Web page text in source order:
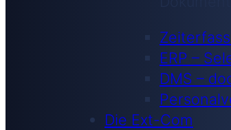
ERP –
DMS –
Die Ext-Com